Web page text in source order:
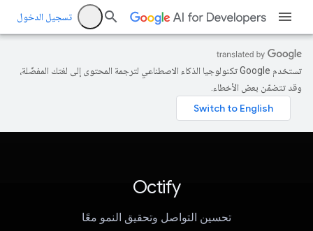
تسجيل الدخول
تستخدم Google تكنولوجيا الذكاء الاصطناعي لترجمة المحتوى إلى لغتك المفضّلة،
وقد تتضمّن بعض الأخطاء.
Octify
تحسين التواصل وتحقيق النمو معًا